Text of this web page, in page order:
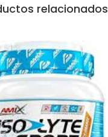
relacionados